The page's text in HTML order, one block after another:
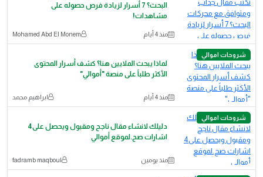
البحث؟ 7 أسرار لزيادة فرص حصوله على
مشاهدات!
منذ 4 أيام Mohamed Abd El Monem
شروحات اموالي
لماذا يبحث الملايين هنا؟ كشف أسرار المحتوى
الأكثر طلباً على منصة "أموالي"
منذ 4 أيام ابراهيم محمد
شروحات اموالي
دليلك لانشاء مقال ناجح ومقبول ويحصل على4
اشارات صح.لموقع أموالي
منذ يومين fadramb maqboul